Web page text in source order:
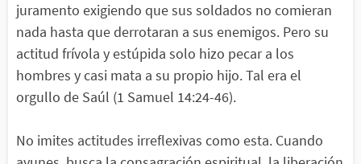
juramento exigiendo que sus soldados no comieran
nada hasta que derrotaran a sus enemigos. Pero su
actitud frívola y estúpida solo hizo pecar a los
hombres y casi mata a su propio hijo. Tal era el
orgullo de Saúl (1 Samuel 14:24-46).
No imites actitudes irreflexivas como esta. Cuando